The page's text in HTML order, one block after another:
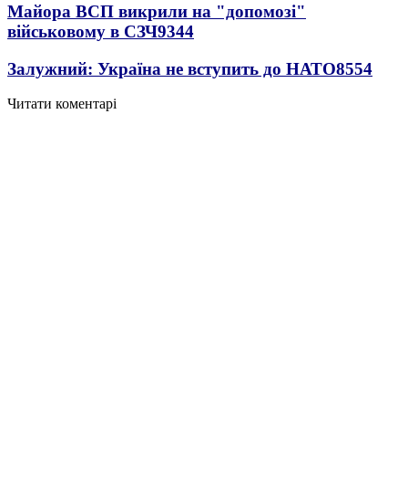
Майора ВСП викрили на "допомозі"
військовому в СЗЧ9344
Залужний: Україна не вступить до НАТО8554
Читати коментарі